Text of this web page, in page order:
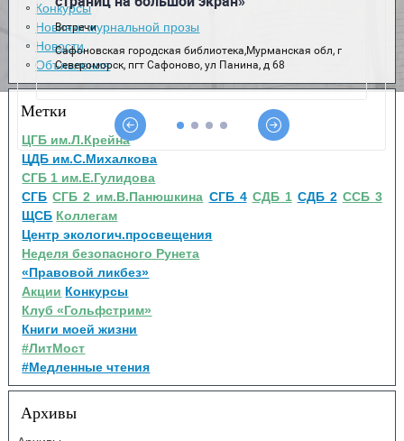
Конкурсы
Новинки журнальной прозы
Новости
Объявления
Метки
ЦГБ им.Л.Крейна
ЦДБ им.С.Михалкова
СГБ 1 им.Е.Гулидова
СГБ СГБ 2 им.В.Панюшкина СГБ 4 СДБ 1 СДБ 2 ССБ 3
ЩСБ Коллегам
Центр экологич.просвещения
Неделя безопасного Рунета
«Правовой ликбез»
Акции Конкурсы
Клуб «Гольфстрим»
Книги моей жизни
#ЛитМост
#Медленные чтения
Архивы